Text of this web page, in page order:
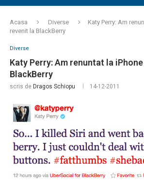
Acasa Diverse
Katy Perry: Am
revenit la BlackBerry
Diverse
Katy Perry: Am renuntat la
BlackBerry
scris de Dragos Schiopu 14-12-2011